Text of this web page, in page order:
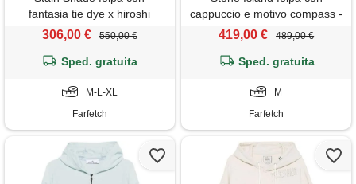
fantasia tie dye x hiroshi
fujiwara - rosa
306,00 € 550,00 €
Sped. gratuita
M-L-XL
Farfetch
cappuccio e motivo compass -
toni neutri
419,00 € 489,00 €
Sped. gratuita
M
Farfetch